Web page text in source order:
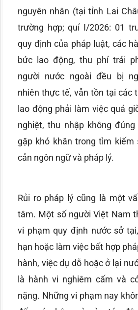
nguyên nhân (tại tỉnh Lai
trường hợp; quí I/2026: 01
quy định của pháp luật, các
bức lao động, thu phí trái
người nước ngoài đều bị
nhiên thực tế, vẫn tồn tại các
lao động phải làm việc quá
nghiệt, thu nhập không
gặp khó khăn trong tìm
cản ngôn ngữ và pháp lý.
Rủi ro pháp lý cũng là một
tâm. Một số người Việt Nam
vi phạm quy định nước sở
hạn hoặc làm việc bất hợp
hành, việc dụ dỗ hoặc ở lại
là hành vi nghiêm cấm và
nặng. Những vi phạm nay